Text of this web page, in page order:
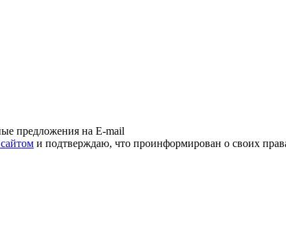
предложения на E-mail
и подтверждаю, что проинформирован о своих